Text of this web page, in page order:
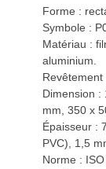
Forme :
Symbole :
Matériau :
aluminium.
Revêtement
Dimension :
mm, 350 x
Épaisseur :
PVC), 1,5
Norme : ISO